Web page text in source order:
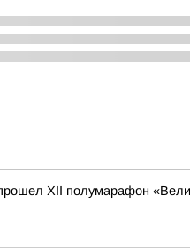
XII полумарафон